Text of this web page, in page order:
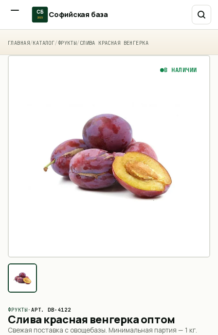
СБ
2015 Софийская база
ГЛАВНАЯ/КАТАЛОГ/ ФРУКТЫ/ СЛИВА КРАСНАЯ ВЕНГЕРКА
В НАЛИЧИИ
ФРУКТЫ · АРТ.DB-4122
Слива красная венгерка оптом
Свежая поставка с овощебазы. Минимальная партия — 1 кг.